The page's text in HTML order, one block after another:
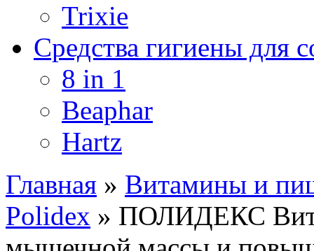
Trixie
Средства гигиены для
8 in 1
Beaphar
Hartz
Главная » Витамины и
Polidex » ПОЛИДЕКС